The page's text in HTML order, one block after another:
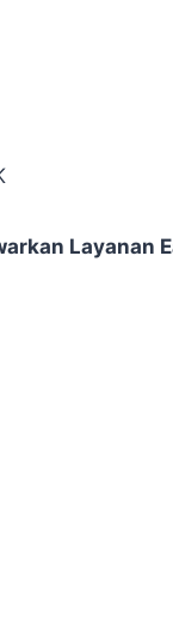
Layanan